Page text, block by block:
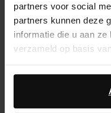
partners voor social
partners kunnen deze
informatie die u aan
verzameld op basis
Daarnaast werken wij
advertentie- en
hoe Google uw
Product
Deze burgundy
hebben een naaldhak
Bescherm de pumps
Product